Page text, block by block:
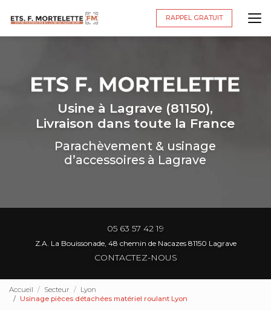
principal
RAPPEL GRATUIT
Usine à Lagrave (81150),
Livraison dans toute la France
Parachèvement & usinage
d’accessoires à Lagrave
05 63 57 42 19
Z.A. La Bouissonade, 48 chemin de Nacazes 81150 Lagrave
CONTACTEZ-NOUS
Accueil Secteur
Lyon
Usinage pièces détachées matériel roulant Lyon